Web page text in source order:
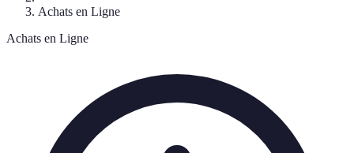
Achats en Ligne
Achats en Ligne